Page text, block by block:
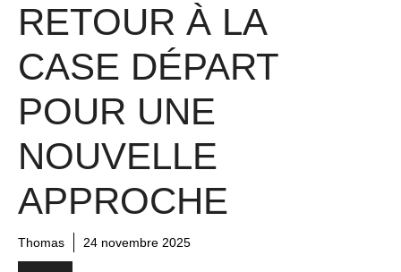
RETOUR À LA
CASE DÉPART
POUR UNE
NOUVELLE
APPROCHE
Thomas 24 novembre 2025